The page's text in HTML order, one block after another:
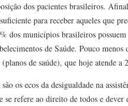
dos pacientes brasileiros.
para receber aqueles que
dos municípios brasileiros
de Saúde. Pouco
de saúde), que hoje atende a
os ecos da desigualdade na
refere ao direito de todos e dever